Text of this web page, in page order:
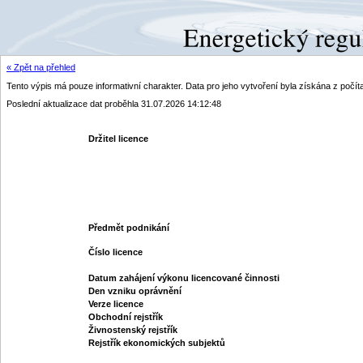
« Zpět na přehled
Tento výpis má pouze informativní charakter. Data pro jeho vytvoření byla získána z
Poslední aktualizace dat proběhla 31.07.2026 14:12:48
Držitel licence
Předmět podnikání
Číslo licence
Datum zahájení výkonu licencované činnosti
Den vzniku oprávnění
Verze licence
Obchodní rejstřík
Živnostenský rejstřík
Rejstřík ekonomických subjektů